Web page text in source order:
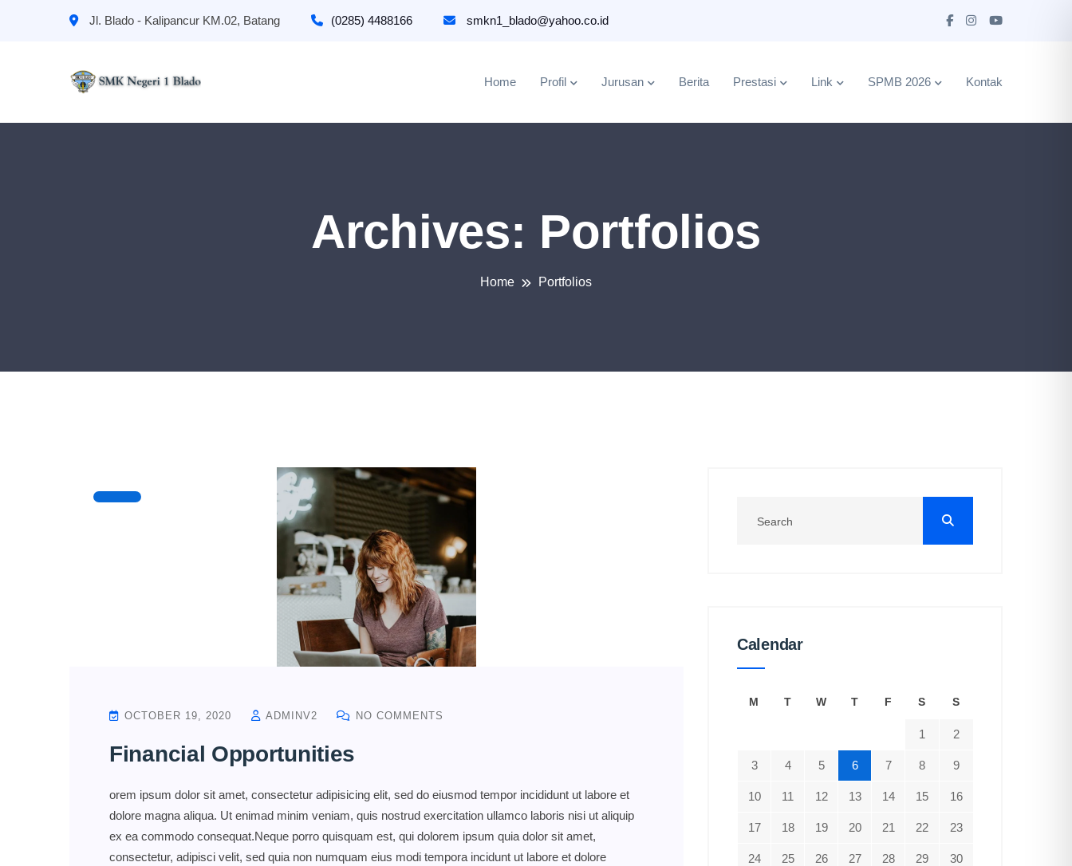
Jl. Blado - Kalipancur KM.02, Batang (0285) 4488166 smkn1_blado@yahoo.co.id
Home Profil Jurusan Berita Prestasi Link SPMB 2026 Kontak
Archives: Portfolios
Home Portfolios
OCTOBER 19, 2020 ADMINV2 NO COMMENTS
Financial Opportunities
orem ipsum dolor sit amet, consectetur adipisicing elit, sed do eiusmod tempor incididunt ut labore et
dolore magna aliqua. Ut enimad minim veniam, quis nostrud exercitation ullamco laboris nisi ut aliquip
ex ea commodo consequat.Neque porro quisquam est, qui dolorem ipsum quia dolor sit amet,
consectetur, adipisci velit, sed quia non numquam eius modi tempora incidunt ut labore et dolore
Calendar
M T W T F S S
1 2
3 4 5 6 7 8 9
10 11 12 13 14 15 16
17 18 19 20 21 22 23
24 25 26 27 28 29 30